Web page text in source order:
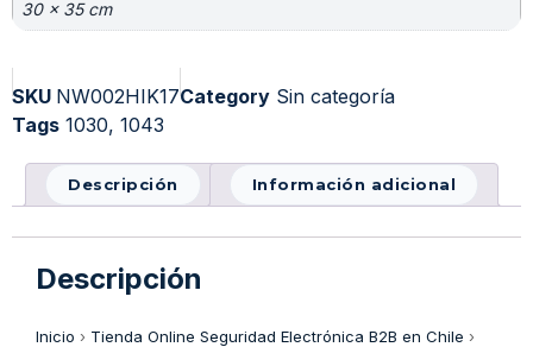
30 × 35 cm
SKU NW002HIK17Category Sin categoría
Tags 1030, 1043
Descripción Información adicional
Descripción
Inicio › Tienda Online Seguridad Electrónica B2B en Chile ›